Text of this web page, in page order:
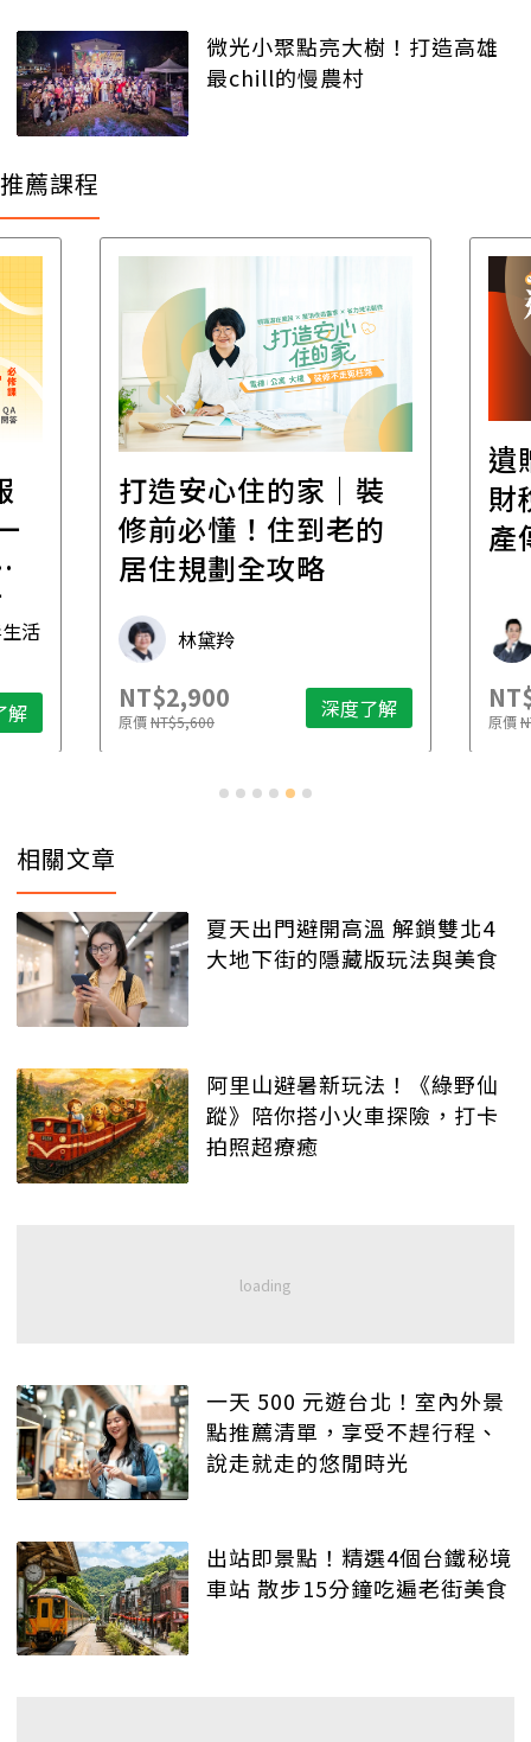
微光小聚點亮大樹！打造高雄
最chill的慢農村
推薦課程
活
解
打造安心住的家｜裝
修前必懂！住到老的
居住規劃全攻略
林黛羚
NT$2,900
原價NT$5,600 深度了解
遺
財
產
原價
相關文章
夏天出門避開高溫 解鎖雙北4
大地下街的隱藏版玩法與美食
阿里山避暑新玩法！《綠野仙
蹤》陪你搭小火車探險，打卡
拍照超療癒
一天 500 元遊台北！室內外景
點推薦清單，享受不趕行程、
說走就走的悠閒時光
出站即景點！精選4個台鐵秘境
車站 散步15分鐘吃遍老街美食